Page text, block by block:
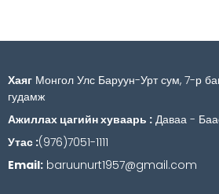
Хаяг Монгол Улс Баруун-Урт сум, 7-р
гудамж
Ажиллах цагийн хуваарь : Даваа -
Утас :(976)7051-1111
Email: baruunurt1957@gmail.com